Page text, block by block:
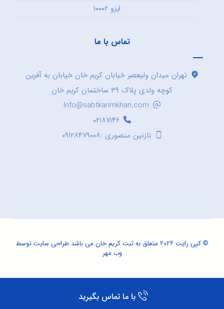
ایزو ۱۰۰۰۲
تماس با ما
تهران میدان ولیعصر خیابان کریم خان خیابان به آفرین
کوچه ولدی پلاک ۳۹ ساختمان کریم خان
Info@sabtkarimkhan.com
۰۲۱۸۷۱۴۶
نازنین منصوری :۰۹۱۲۸۴۷۹۰۰۸
© کپی رایت ۲۰۲۶ متعلق به ثبت کریم خان می باشد. طراحی سایتتوسط
وب مهر
با ما تماس بگیرید